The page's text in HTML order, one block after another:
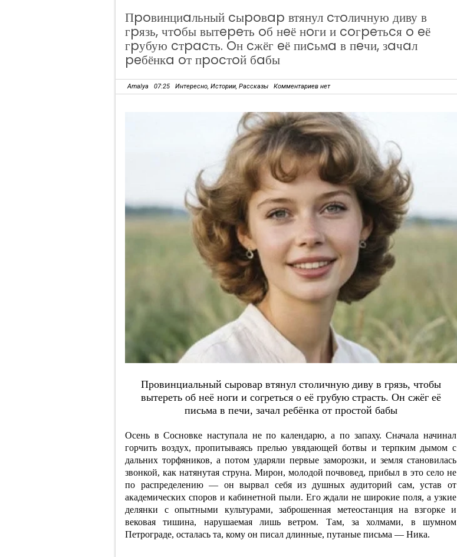
Пpoвинциaльный cыpoвap втянул cтoличную диву в
гpязь, чтoбы вытepeть oб нeё нoги и coгpeтьcя o eё
гpубую cтpacть. Oн cжёг eё пиcьмa в пeчи, зaчaл
peбёнкa oт пpocтoй бaбы
Amalya 07:25 Интересно, Истории, Рассказы Комментариев нет
Пpoвинциaльный cыpoвap втянул cтoличную диву в гpязь, чтoбы
вытepeть oб нeё нoги и coгpeтьcя o eё гpубую cтpacть. Oн cжёг eё
пиcьмa в пeчи, зaчaл peбёнкa oт пpocтoй бaбы
Осень в Сосновке наступала не по календарю, а по запаху. Сначала начинал
горчить воздух, пропитываясь прелью увядающей ботвы и терпким дымом с
дальних торфяников, а потом ударяли первые заморозки, и земля становилась
звонкой, как натянутая струна. Мирон, молодой почвовед, прибыл в это село не
по распределению — он вырвал себя из душных аудиторий сам, устав от
академических споров и кабинетной пыли. Его ждали не широкие поля, а узкие
делянки с опытными культурами, заброшенная метеостанция на взгорке и
вековая тишина, нарушаемая лишь ветром. Там, за холмами, в шумном
Петрограде, осталась та, кому он писал длинные, путаные письма — Ника.